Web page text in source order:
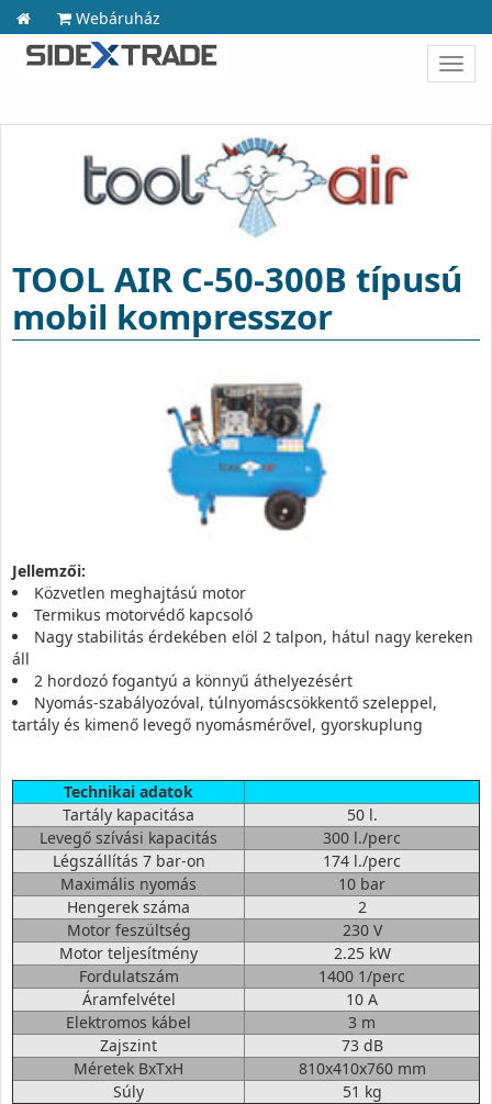
Webáruház
TOOL AIR C-50-300B típusú
mobil kompresszor
Jellemzői:
Közvetlen meghajtású motor
Termikus motorvédő kapcsoló
Nagy stabilitás érdekében elöl 2 talpon, hátul nagy kereken
áll
2 hordozó fogantyú a könnyű áthelyezésért
Nyomás-szabályozóval, túlnyomáscsökkentő szeleppel,
tartály és kimenő levegő nyomásmérővel, gyorskuplung
Technikai adatok
Tartály kapacitása
50 l.
Levegő szívási kapacitás
300 l./perc
Légszállítás 7 bar-on
174 l./perc
Maximális nyomás
10 bar
Hengerek száma
2
Motor feszültség
230 V
Motor teljesítmény
2.25 kW
Fordulatszám
1400 1/perc
Áramfelvétel
10 A
Elektromos kábel
3 m
Zajszint
73 dB
Méretek BxTxH
810x410x760 mm
Súly
51 kg